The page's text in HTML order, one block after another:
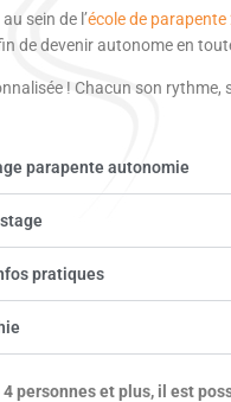
sein de l’école de parapente
de devenir autonome en
! Chacun son rythme,
parapente autonomie
pratiques
personnes et plus, il est